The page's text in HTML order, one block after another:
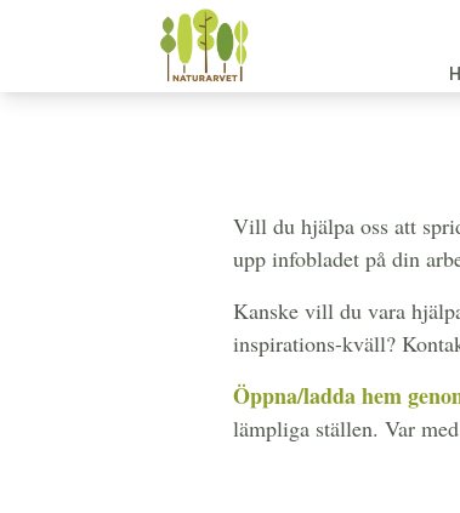
Vill du hjälpa oss att
upp infobladet på din
Kanske vill du vara
inspirations-kväll?
Öppna/ladda hem
lämpliga ställen. Var